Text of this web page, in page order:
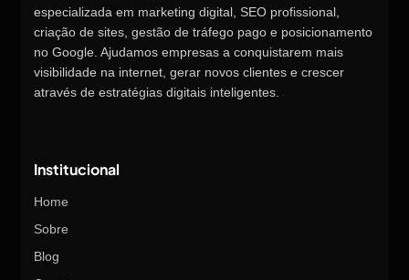
especializada em marketing digital, SEO profissional,
criação de sites, gestão de tráfego pago e posicionamento
no Google. Ajudamos empresas a conquistarem mais
visibilidade na internet, gerar novos clientes e crescer
através de estratégias digitais inteligentes.
Institucional
Home
Sobre
Blog